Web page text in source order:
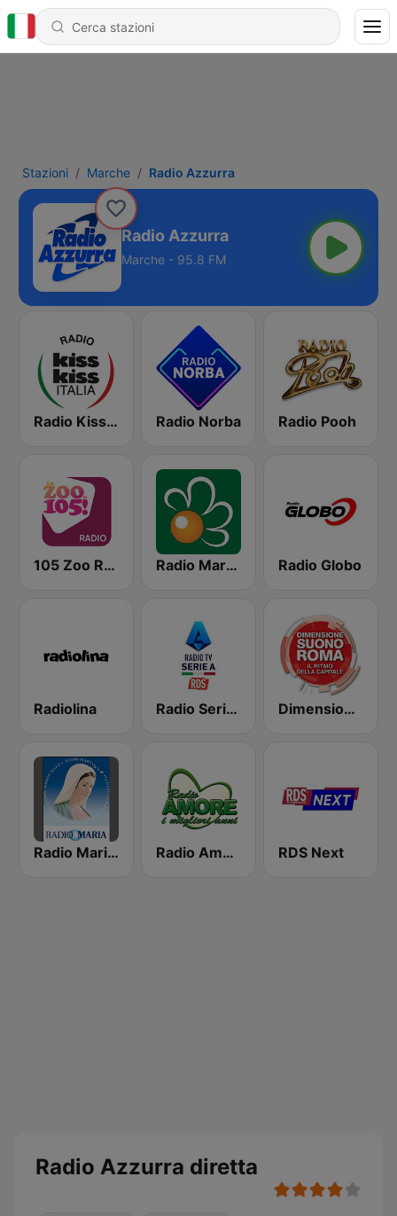
Stazioni Marche Radio Azzurra
Radio Azzurra
Marche - 95.8 FM
Radio Kiss Kiss Italia Radio Norba Radio Pooh
105 Zoo Radio Radio Margherita Radio Globo
Radiolina Radio Serie A Dimensione Suono Roma
Radio Maria Italy Radio Amore i Migliori Anni RDS Next
Radio Azzurra diretta